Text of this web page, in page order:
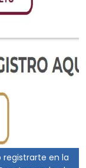
registrarte en la